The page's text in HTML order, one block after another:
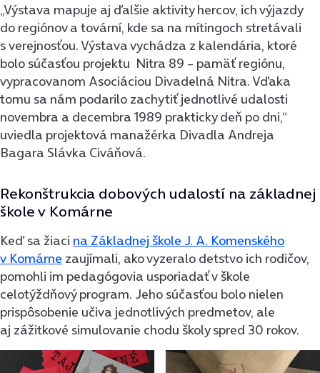
„Výstava mapuje aj ďalšie aktivity hercov, ich výjazdy
do regiónov a tovární, kde sa na mítingoch stretávali
s verejnosťou. Výstava vychádza z kalendária, ktoré
bolo súčasťou projektu Nitra 89 – pamäť regiónu,
vypracovanom Asociáciou Divadelná Nitra. Vďaka
tomu sa nám podarilo zachytiť jednotlivé udalosti
novembra a decembra 1989 prakticky deň po dni,“
uviedla projektová manažérka Divadla Andreja
Bagara Slávka Civáňová.
Rekonštrukcia dobových udalostí na základnej
škole v Komárne
Keď sa žiaci na Základnej škole J. A. Komenského
v Komárne zaujímali, ako vyzeralo detstvo ich rodičov,
pomohli im pedagógovia usporiadať v škole
celotýždňový program. Jeho súčasťou bolo nielen
prispôsobenie učiva jednotlivých predmetov, ale
aj zážitkové simulovanie chodu školy spred 30 rokov.